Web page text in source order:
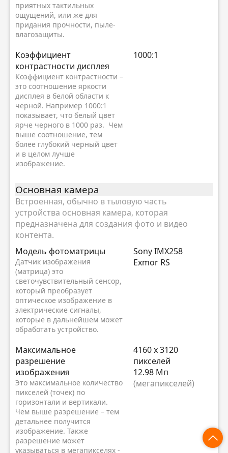
приятных тактильных
ощущений, или же для
придания прочности, пыле-
влагозащиты.
Коэффициент
контрастности дисплея
Коэффициент контрастности –
это соотношение яркости
дисплея в белой области к
черной. Например 1000:1
показывает, что белый цвет
ярче черного в 1000 раз. Чем
выше соотношение, тем
более глубокий черный цвет
и в целом лучше
изображение.
1000:1
Основная камера
Встроенная, обычно в тыловую часть
устройства основная камера, которая
предназначена для создания фото и видео
контента.
Модель фотоматрицы
Датчик изображения
(матрица) это
светочувствительный сенсор,
который преобразует
оптическое изображение в
электрические сигналы,
которые в дальнейшем может
обработать устройство.
Sony IMX258
Exmor RS
Максимальное
разрешение
изображения
Это максимальное количество
пикселей (точек) по
горизонтали и вертикали.
Чем выше разрешение – тем
детальнее получится
изображение. Также
разрешение может
указываться в мегапикселях -
4160 x 3120
пикселей
12.98 Мп
(мегапикселей)